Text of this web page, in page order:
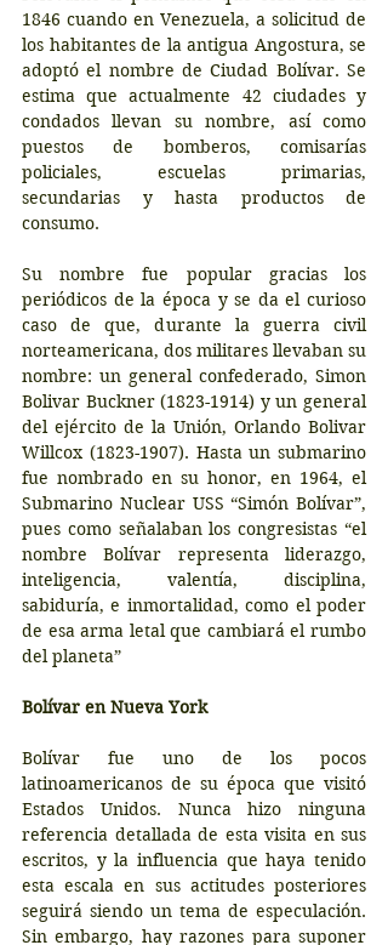
1846 cuando en Venezuela, a solicitud de
los habitantes de la antigua Angostura, se
adoptó el nombre de Ciudad Bolívar. Se
estima que actualmente 42 ciudades y
condados llevan su nombre, así como
puestos de bomberos, comisarías
policiales, escuelas primarias,
secundarias y hasta productos de
consumo.
Su nombre fue popular gracias los
periódicos de la época y se da el curioso
caso de que, durante la guerra civil
norteamericana, dos militares llevaban su
nombre: un general confederado, Simon
Bolivar Buckner (1823-1914) y un general
del ejército de la Unión, Orlando Bolivar
Willcox (1823-1907). Hasta un submarino
fue nombrado en su honor, en 1964, el
Submarino Nuclear USS “Simón Bolívar”,
pues como señalaban los congresistas “el
nombre Bolívar representa liderazgo,
inteligencia, valentía, disciplina,
sabiduría, e inmortalidad, como el poder
de esa arma letal que cambiará el rumbo
del planeta”
Bolívar en Nueva York
Bolívar fue uno de los pocos
latinoamericanos de su época que visitó
Estados Unidos. Nunca hizo ninguna
referencia detallada de esta visita en sus
escritos, y la influencia que haya tenido
esta escala en sus actitudes posteriores
seguirá siendo un tema de especulación.
Sin embargo, hay razones para suponer